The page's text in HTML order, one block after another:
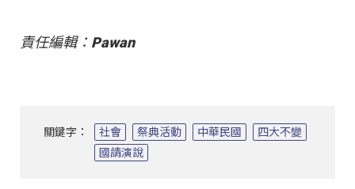
責任編輯：Pawan
關鍵字： 社會 祭典活動 中華民國
四大不變
國請演說